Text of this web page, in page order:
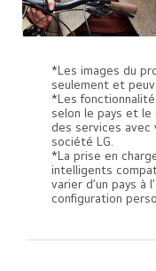
*Les images du
seulement et
*Les
selon le pays et le
des services avec
société LG.
*La prise en
intelligents
varier d’un pays à
configuration